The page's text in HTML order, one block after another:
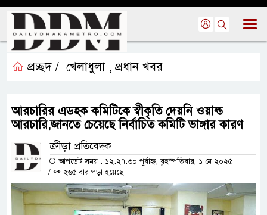
প্রচ্ছদ / খেলাধুলা , প্রধান খবর
আরচারির এডহক কমিটিকে স্বীকৃতি দেয়নি ওয়াল্ড
আরচারি,জানতে চেয়েছে নির্বাচিত কমিটি ভাঙ্গার কারণ
ক্রীড়া প্রতিবেদক
আপডেট সময় : ১২:২৭:৩০ পূর্বাহ্ন, বৃহস্পতিবার, ১ মে ২০২৫
/
২৬৫ বার পড়া হয়েছে